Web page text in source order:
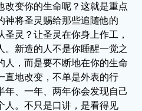
改变你的生命呢？这就是重点
神将圣灵赐给那些追随他的
圣灵？让圣灵在你身上作工，
。新造的人不是你睡醒一觉之
人，而是要不断地在你的生命
直地改变，不单是外表的行
年、一年、两年你会发现自己
人。不只是口讲，是看得见